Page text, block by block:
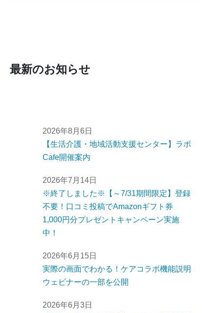
最新のお知らせ
2026年8月6日
【生活介護・地域活動支援センター】ラボ
Cafe開催案内
2026年7月14日
※終了しました※【～7/31期間限定】登録
不要！口コミ投稿でAmazonギフト券
1,000円分プレゼントキャンペーン実施
中！
2026年6月15日
実際の画面でわかる！ケアコラボ機能説明
ウェビナーの一部を公開
2026年6月3日